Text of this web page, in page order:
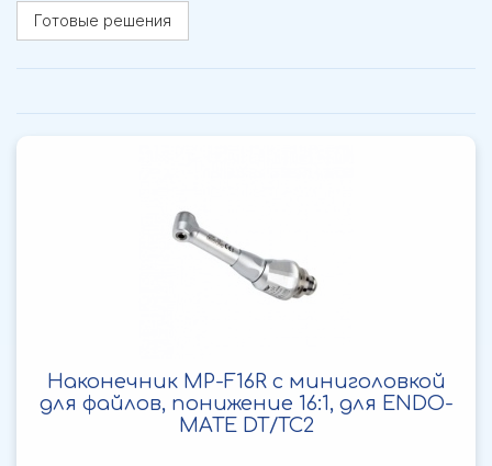
Готовые решения
Наконечник MP-F16R с миниголовкой
для файлов, понижение 16:1, для ENDO-
MATE DT/TC2